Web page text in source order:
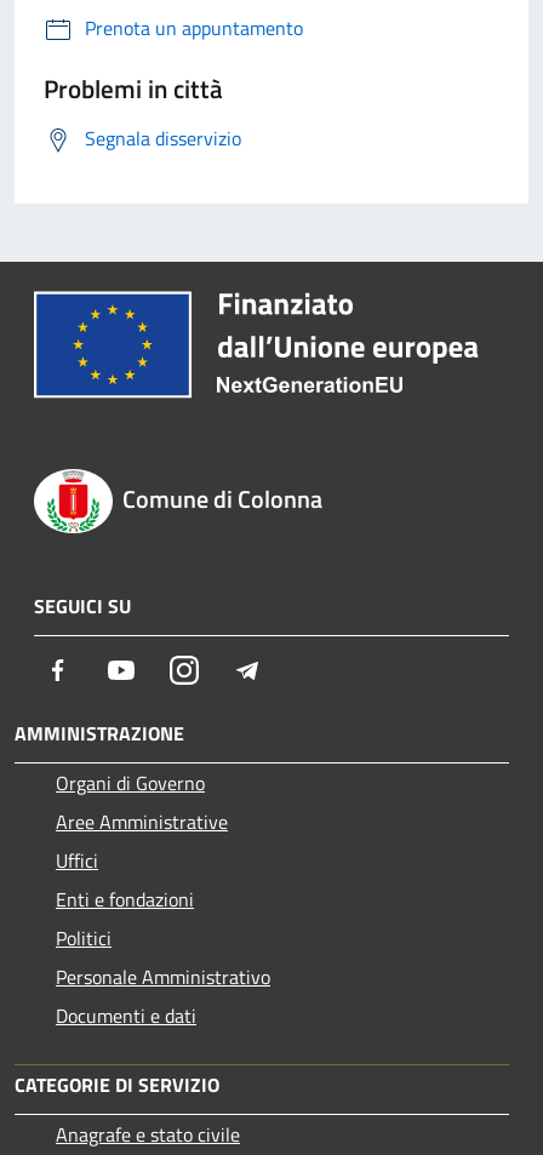
Prenota un appuntamento
Problemi in città
Segnala disservizio
Comune di Colonna
SEGUICI SU
Facebook YoutubeInstagram
AMMINISTRAZIONE
Organi di Governo
Aree Amministrative
Uffici
Enti e fondazioni
Politici
Personale Amministrativo
Documenti e dati
CATEGORIE DI SERVIZIO
Anagrafe e stato civile